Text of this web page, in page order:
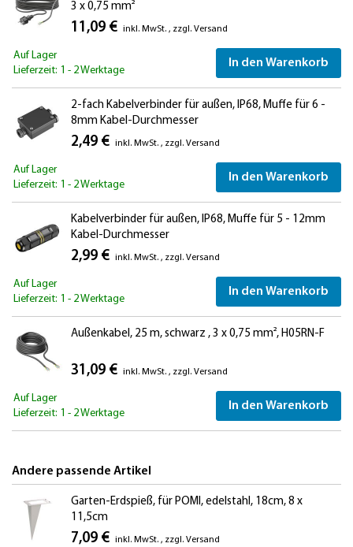
3 x 0,75 mm²
11,09 € inkl. MwSt. , zzgl. Versand
Auf Lager
Lieferzeit: 1 - 2 Werktage
In den Warenkorb
2-fach Kabelverbinder für außen, IP68, Muffe für 6 -
8mm Kabel-Durchmesser
2,49 € inkl. MwSt. , zzgl. Versand
Auf Lager
Lieferzeit: 1 - 2 Werktage
In den Warenkorb
Kabelverbinder für außen, IP68, Muffe für 5 - 12mm
Kabel-Durchmesser
2,99 € inkl. MwSt. , zzgl. Versand
Auf Lager
Lieferzeit: 1 - 2 Werktage
In den Warenkorb
Außenkabel, 25 m, schwarz , 3 x 0,75 mm², H05RN-F
31,09 € inkl. MwSt. , zzgl. Versand
Auf Lager
Lieferzeit: 1 - 2 Werktage
In den Warenkorb
Andere passende Artikel
Garten-Erdspieß, für POMI, edelstahl, 18cm, 8 x
11,5cm
7,09 € inkl. MwSt. , zzgl. Versand